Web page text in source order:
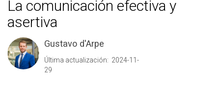
La comunicación efectiva y
asertiva
Gustavo d'Arpe
Última actualización: 2024-11-
29